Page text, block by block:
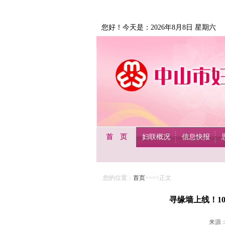
您好！今天是：2026年8月8日 星期六
首 页 妇联概况 信息快报
您的位置： 首页>>>>正文
寻缘墙上线！
来源